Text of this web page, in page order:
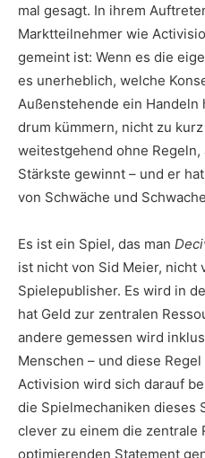
mal gesagt. In ihrem
Marktteilnehmer wie
gemeint ist: Wenn es die
es unerheblich, welche
Außenstehende ein
drum kümmern, nicht zu
weitestgehend ohne
Stärkste gewinnt – und er
von Schwäche und
Es ist ein Spiel, das man
ist nicht von Sid Meier, nicht
Spielepublisher. Es wird in
hat Geld zur zentralen
andere gemessen wird
Menschen – und diese
Activision wird sich darauf
die Spielmechaniken dieses
clever zu einem die zentrale
optimierenden Statement